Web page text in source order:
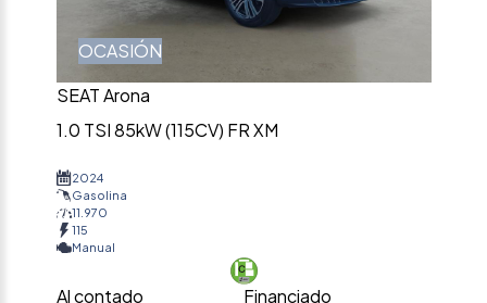
OCASIÓN
SEAT Arona
1.0 TSI 85kW (115CV) FR XM
2024
Gasolina
11.970
115
Manual
Al contado
Financiado